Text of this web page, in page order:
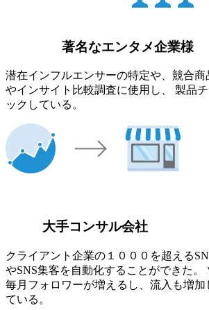
著名なエンタメ企業様
潜在インフルエンサーの特定や、競合
やインサイト比較調査に使用し、 製品
ックしている。
大手コンサル会社
クライアント企業の１０００を超える
やSNS集客を自動化することができた。
毎月フォロワーが増えるし、流入も増加
ている。